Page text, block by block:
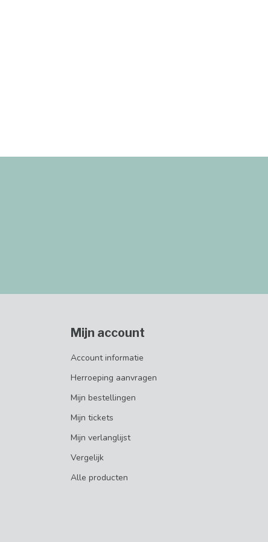
Mijn account
Account informatie
Herroeping aanvragen
Mijn bestellingen
Mijn tickets
Mijn verlanglijst
Vergelijk
Alle producten